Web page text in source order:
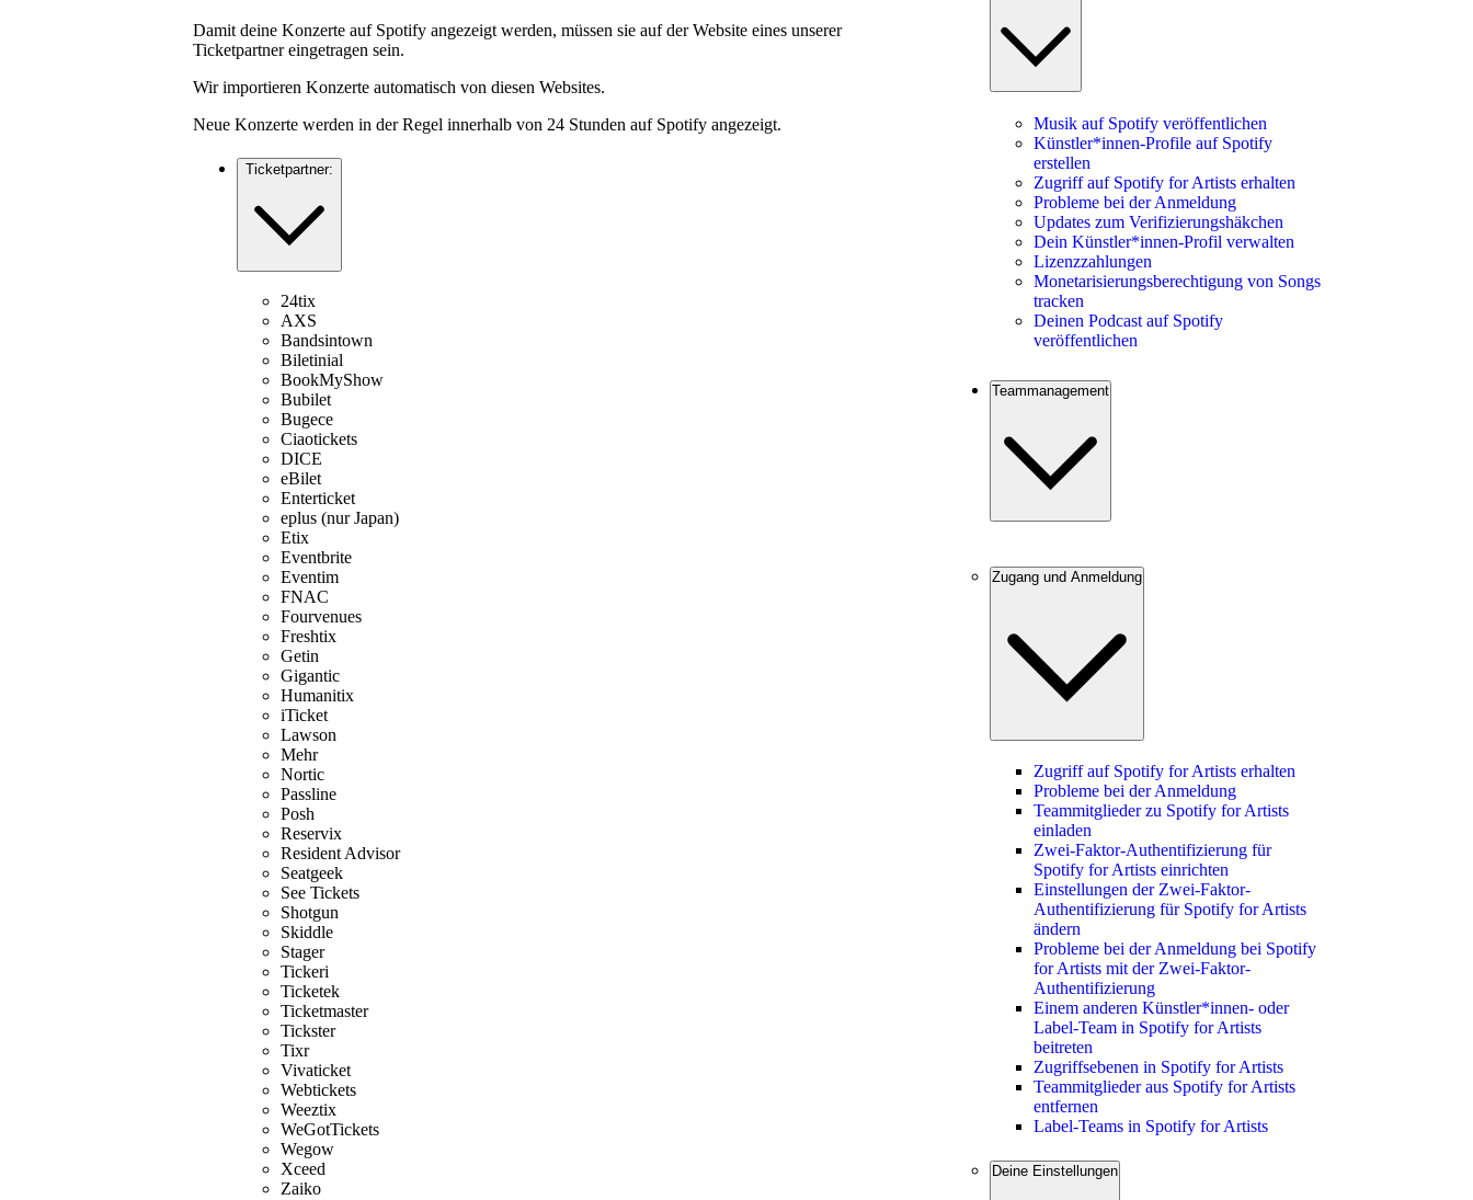
Damit deine Konzerte auf Spotify angezeigt werden, müssen sie auf der Website eines unserer
Ticketpartner eingetragen sein.
Wir importieren Konzerte automatisch von diesen Websites.
Neue Konzerte werden in der Regel innerhalb von 24 Stunden auf Spotify angezeigt.
Ticketpartner:
24tix
AXS
Bandsintown
Biletinial
BookMyShow
Bubilet
Bugece
Ciaotickets
DICE
eBilet
Enterticket
eplus (nur Japan)
Etix
Eventbrite
Eventim
FNAC
Fourvenues
Freshtix
Getin
Gigantic
Humanitix
iTicket
Lawson
Mehr
Nortic
Passline
Posh
Reservix
Resident Advisor
Seatgeek
See Tickets
Shotgun
Skiddle
Stager
Tickeri
Ticketek
Ticketmaster
Tickster
Tixr
Vivaticket
Webtickets
Weeztix
WeGotTickets
Wegow
Xceed
Zaiko
Musik auf Spotify veröffentlichen
Künstler*innen-Profile auf Spotify
erstellen
Zugriff auf Spotify for Artists erhalten
Probleme bei der Anmeldung
Updates zum Verifizierungshäkchen
Dein Künstler*innen-Profil verwalten
Lizenzzahlungen
Monetarisierungsberechtigung von Songs
tracken
Deinen Podcast auf Spotify
veröffentlichen
Teammanagement
Zugang und Anmeldung
Zugriff auf Spotify for Artists erhalten
Probleme bei der Anmeldung
Teammitglieder zu Spotify for Artists
einladen
Zwei-Faktor-Authentifizierung für
Spotify for Artists einrichten
Einstellungen der Zwei-Faktor-
Authentifizierung für Spotify for Artists
ändern
Probleme bei der Anmeldung bei Spotify
for Artists mit der Zwei-Faktor-
Authentifizierung
Einem anderen Künstler*innen- oder
Label-Team in Spotify for Artists
beitreten
Zugriffsebenen in Spotify for Artists
Teammitglieder aus Spotify for Artists
entfernen
Label-Teams in Spotify for Artists
Deine Einstellungen